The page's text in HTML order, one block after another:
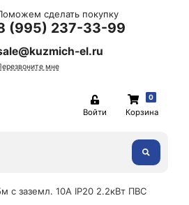
сделать покупку
(995) 237-33-99
el.ru
мне
Войти
0
Корзина
с заземл. 10А IP20 2.2кВт ПВС